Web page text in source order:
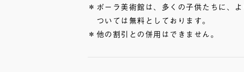
ポーラ美術館は、多くの子供たちに、
ついては無料としております。
他の割引との併用はできません。